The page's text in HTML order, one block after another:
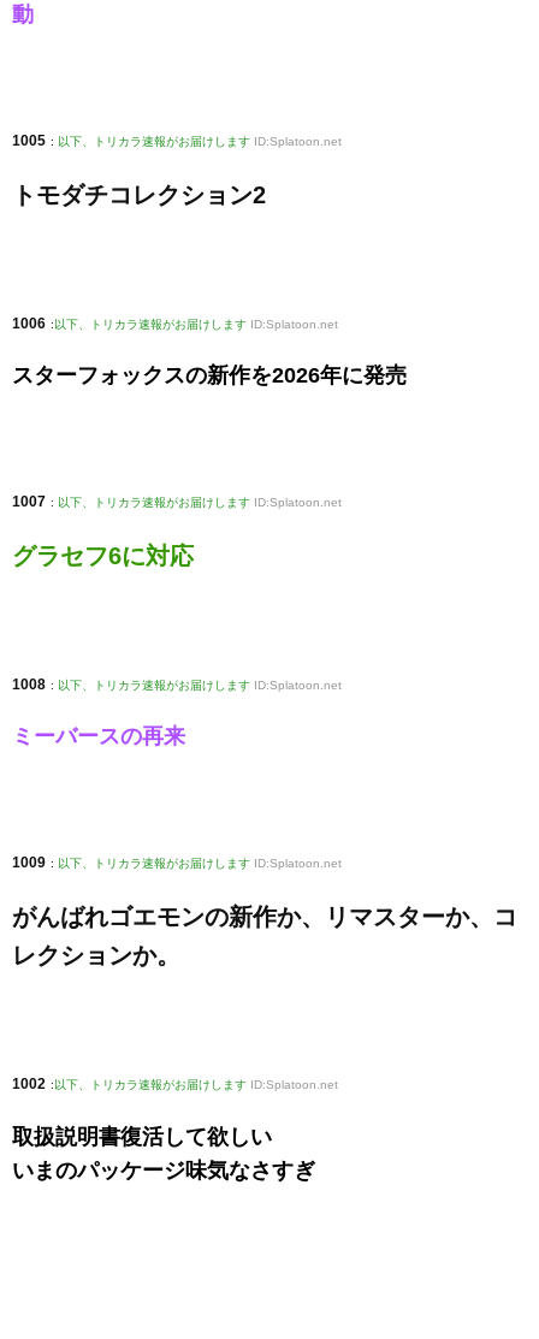
動
1005 : 以下、トリカラ速報がお届けします ID:Splatoon.net
トモダチコレクション2
1006 : 以下、トリカラ速報がお届けします ID:Splatoon.net
スターフォックスの新作を2026年に発売
1007 : 以下、トリカラ速報がお届けします ID:Splatoon.net
グラセフ6に対応
1008 : 以下、トリカラ速報がお届けします ID:Splatoon.net
ミーバースの再来
1009 : 以下、トリカラ速報がお届けします ID:Splatoon.net
がんばれゴエモンの新作か、リマスターか、コ
レクションか。
1002 :以下、トリカラ速報がお届けします ID:Splatoon.net
取扱説明書復活して欲しい
いまのパッケージ味気なさすぎ